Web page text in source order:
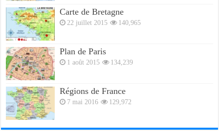
Carte de Bretagne
22 juillet 2015 140,965
Plan de Paris
1 août 2015 134,239
Régions de France
7 mai 2016 129,972